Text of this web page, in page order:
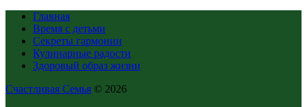
Главная
Время с детьми
Секреты гармонии
Кулинарные радости
Здоровый образ жизни
Счастливая Семья © 2026